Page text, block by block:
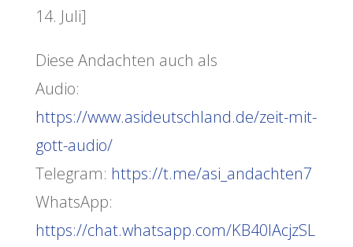
14. Juli]
Diese Andachten auch als
Audio:
https://www.asideutschland.de/zeit-mit-
gott-audio/
Telegram: https://t.me/asi_andachten7
WhatsApp:
https://chat.whatsapp.com/KB40lAcjzSL